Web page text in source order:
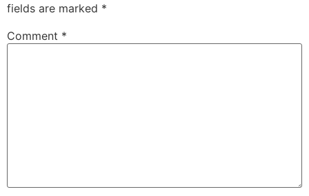
fields are marked *
Comment *